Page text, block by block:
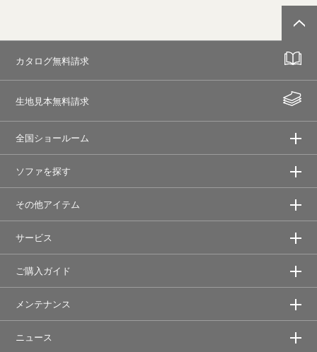
カタログ無料請求
生地見本無料請求
全国ショールーム
ソファを探す
その他アイテム
サービス
ご購入ガイド
メンテナンス
ニュース